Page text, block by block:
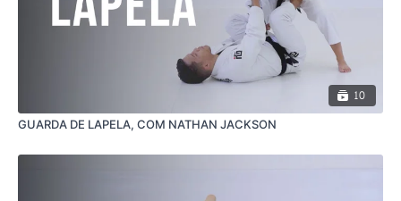
10
GUARDA DE LAPELA, COM NATHAN JACKSON